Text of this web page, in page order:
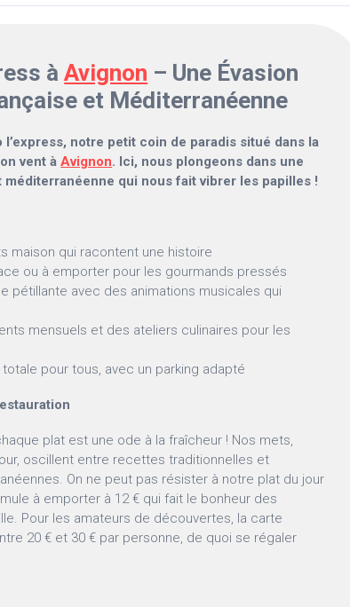
àAvignon – Une Évasion
et Méditerranéenne
l’express, notre petit coin de paradis situé dans la
vent àAvignon. Ici, nous plongeons dans une
qui nous fait vibrer les papilles !
maison qui racontent une histoire
ou à emporter pour les gourmands pressés
pétillante avec des animations musicales qui
mensuels et des ateliers culinaires pour les
pour tous, avec un parking adapté
plat est une ode à la fraîcheur ! Nos mets,
oscillent entre recettes traditionnelles et
On ne peut pas résister à notre plat du jour
à emporter à 12 € qui fait le bonheur des
Pour les amateurs de découvertes, la carte
20 € et 30 € par personne, de quoi se régaler